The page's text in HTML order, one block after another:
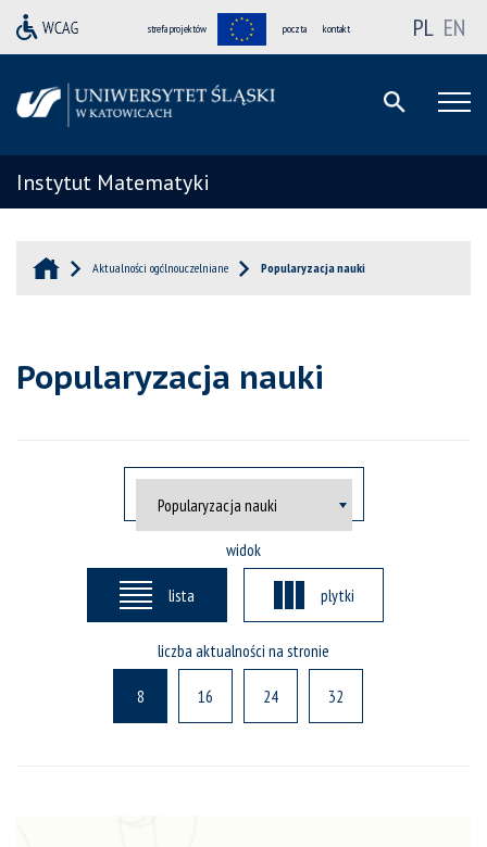
strefa projektów poczta kontakt PL EN
Instytut Matematyki
Aktualności ogólnouczelniane Popularyzacja nauki
Popularyzacja nauki
widok
lista plytki
liczba aktualności na stronie
8 16 24 32